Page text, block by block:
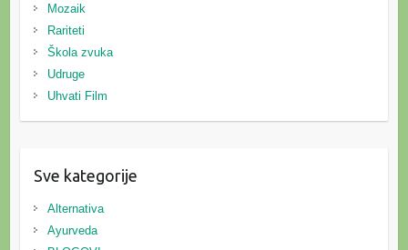
Mozaik
Rariteti
Škola zvuka
Udruge
Uhvati Film
Sve kategorije
Alternativa
Ayurveda